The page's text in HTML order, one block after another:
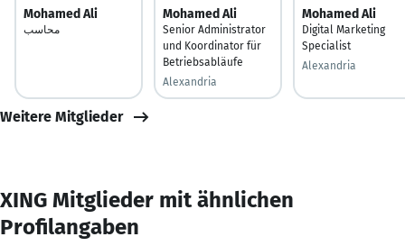
Mohamed Ali
محاسب
Mohamed Ali
Senior Administrator
und Koordinator für
Betriebsabläufe
Alexandria
Mohamed Ali
Digital Marketing
Specialist
Alexandria
Weitere Mitglieder
XING Mitglieder mit ähnlichen
Profilangaben